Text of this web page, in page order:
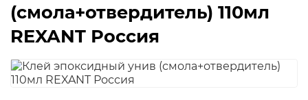
(смола+отвердитель) 110мл
REXANT Россия